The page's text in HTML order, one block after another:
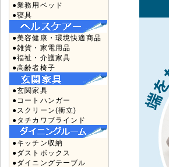
●業務用ベッド
●寝具
●美容健康・環境快適商品
●雑貨・家電用品
●福祉・介護家具
●高齢者椅子
●玄関家具
●コートハンガー
●スクリーン(衝立)
●タチカワブラインド
●キッチン収納
●ダストボックス
●ダイニングテーブル